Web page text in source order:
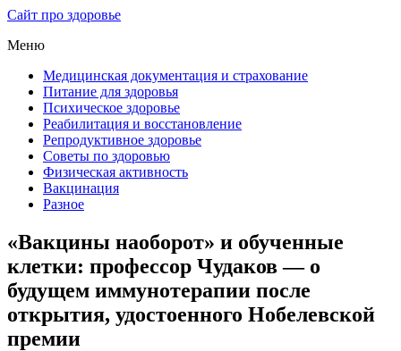
Сайт про здоровье
Меню
Медицинская документация и страхование
Питание для здоровья
Психическое здоровье
Реабилитация и восстановление
Репродуктивное здоровье
Советы по здоровью
Физическая активность
Вакцинация
Разное
«Вакцины наоборот» и обученные
клетки: профессор Чудаков — о
будущем иммунотерапии после
открытия, удостоенного Нобелевской
премии